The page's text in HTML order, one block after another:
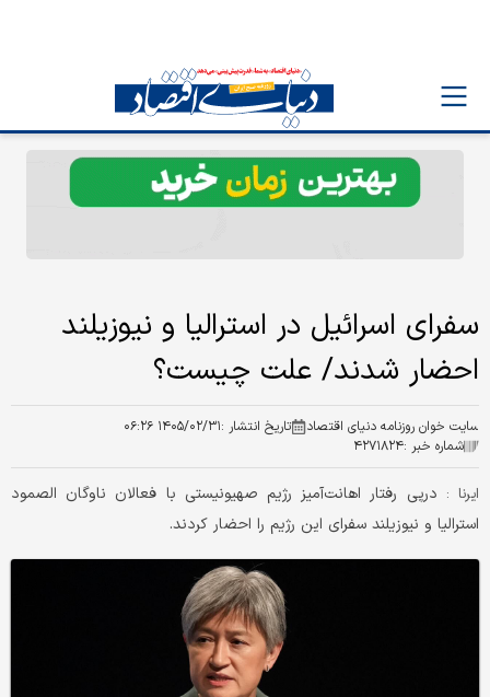
سفرای اسرائیل در استرالیا و نیوزیلند
احضار شدند/ علت چیست؟
سایت خوان روزنامه دنیای اقتصاد تاریخ انتشار :۱۴۰۵/۰۲/۳۱ ۰۶:۲۶
شماره خبر :۴۲۷۱۸۲۴
ایرنا : درپی رفتار اهانت‌آمیز رژیم صهیونیستی با فعالان ناوگان الصمود
استرالیا و نیوزیلند سفرای این رژیم را احضار کردند.